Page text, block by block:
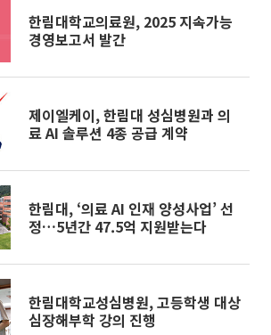
한림대학교의료원, 2025 지속가능
경영보고서 발간
제이엘케이, 한림대 성심병원과 의
료 AI 솔루션 4종 공급 계약
한림대, ‘의료 AI 인재 양성사업’ 선
정…5년간 47.5억 지원받는다
한림대학교성심병원, 고등학생 대상
심장해부학 강의 진행